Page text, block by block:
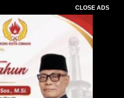
CLOSE ADS